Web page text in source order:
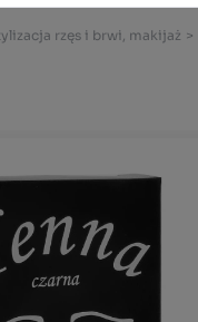
rzęs i brwi, makijaż >